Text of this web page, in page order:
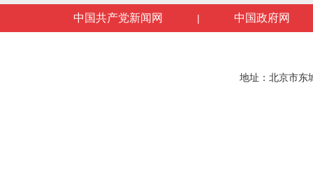
中国共产党新闻网 | 中国政府网
地址：北京市东